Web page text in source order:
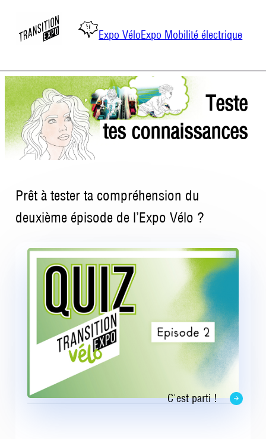
Aller
au
contenu
Expo VéloExpo Mobilité électrique
Teste
tes connaissances
Prêt à tester ta compréhension du
deuxième épisode de l’Expo Vélo ?
C'est parti !